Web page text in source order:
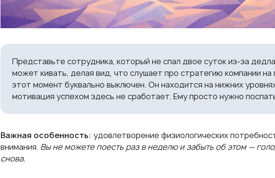
Представьте сотрудника, который не спал двое суток из-за
может кивать, делая вид, что слушает про стратегию компании на
этот момент буквально выключен. Он находится на нижних
мотивация успехом здесь не сработает. Ему просто нужно
Важная особенность: удовлетворение физиологических
внимания. Вы не можете поесть раз в неделю и забыть об этом —
снова.